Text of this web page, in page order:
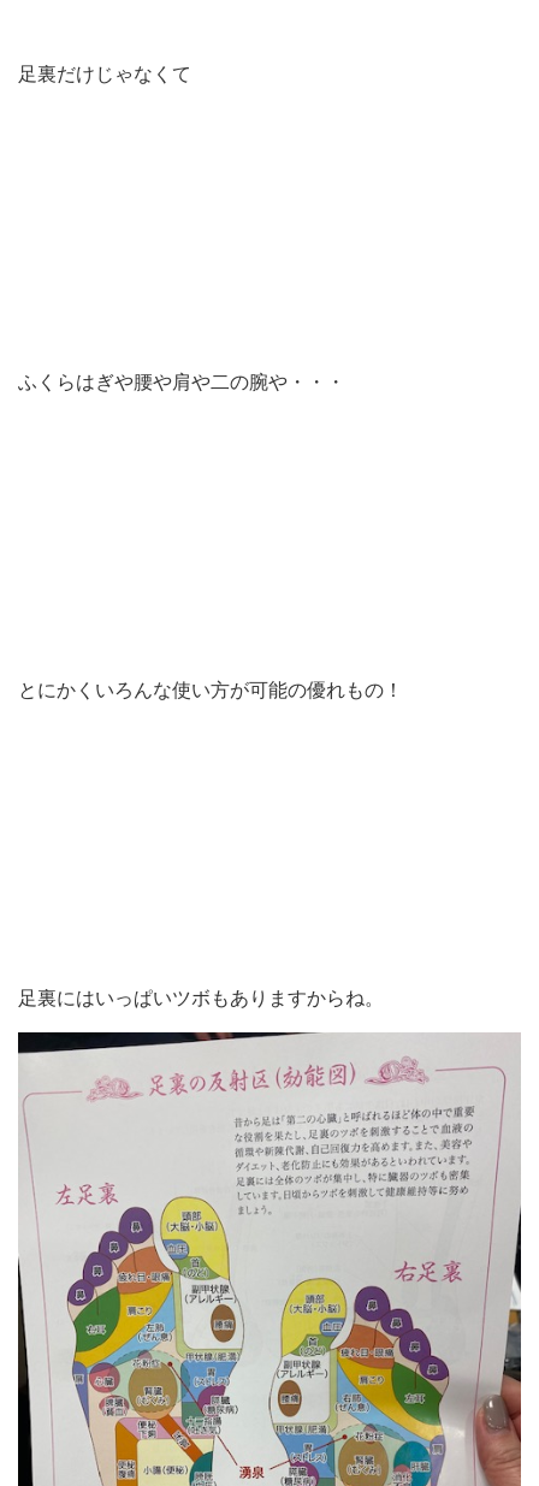
足裏だけじゃなくて
ふくらはぎや腰や肩や二の腕や・・・
とにかくいろんな使い方が可能の優れもの！
足裏にはいっぱいツボもありますからね。